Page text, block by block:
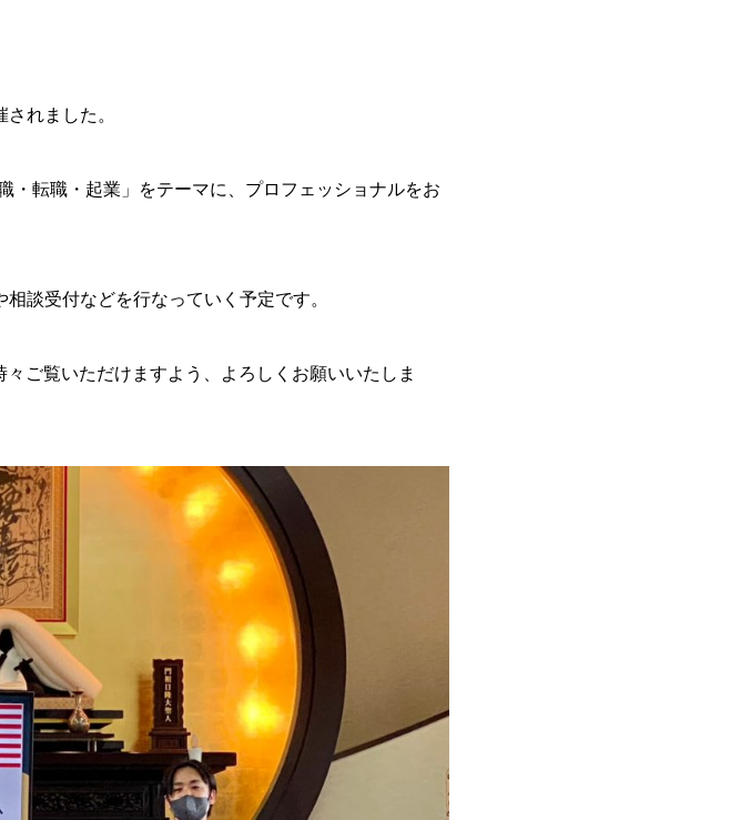
れました。
・転職・起業」をテーマに、プロフェッショナルをお
談受付などを行なっていく予定です。
ご覧いただけますよう、よろしくお願いいたしま